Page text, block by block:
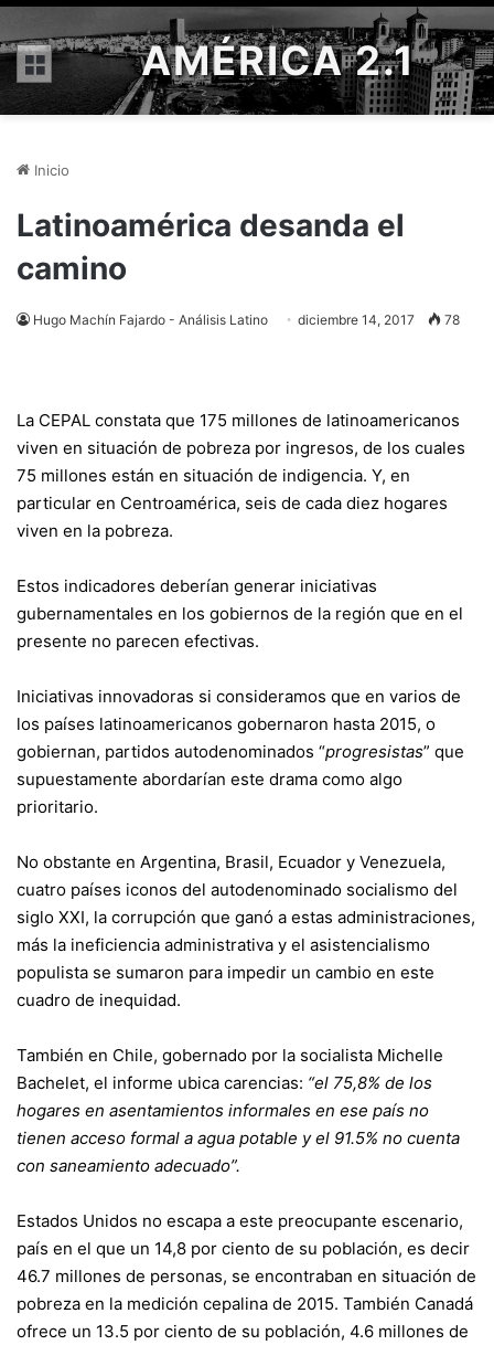
Menú AMÉRICA 2.1
Inicio
Latinoamérica desanda el
camino
Hugo Machín Fajardo - Análisis Latino diciembre 14, 2017 78
La CEPAL constata que 175 millones de latinoamericanos
viven en situación de pobreza por ingresos, de los cuales
75 millones están en situación de indigencia. Y, en
particular en Centroamérica, seis de cada diez hogares
viven en la pobreza.
Estos indicadores deberían generar iniciativas
gubernamentales en los gobiernos de la región que en el
presente no parecen efectivas.
Iniciativas innovadoras si consideramos que en varios de
los países latinoamericanos gobernaron hasta 2015, o
gobiernan, partidos autodenominados “progresistas” que
supuestamente abordarían este drama como algo
prioritario.
No obstante en Argentina, Brasil, Ecuador y Venezuela,
cuatro países iconos del autodenominado socialismo del
siglo XXI, la corrupción que ganó a estas administraciones,
más la ineficiencia administrativa y el asistencialismo
populista se sumaron para impedir un cambio en este
cuadro de inequidad.
También en Chile, gobernado por la socialista Michelle
Bachelet, el informe ubica carencias: “el 75,8% de los
hogares en asentamientos informales en ese país no
tienen acceso formal a agua potable y el 91.5% no cuenta
con saneamiento adecuado”.
Estados Unidos no escapa a este preocupante escenario,
país en el que un 14,8 por ciento de su población, es decir
46.7 millones de personas, se encontraban en situación de
pobreza en la medición cepalina de 2015. También Canadá
ofrece un 13.5 por ciento de su población, 4.6 millones de